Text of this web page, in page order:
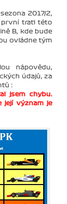
2017/2,
první trati této
B, kde bude
ovládne tým
nápovědu,
údajů, za
:
jsem chybu.
její význam je